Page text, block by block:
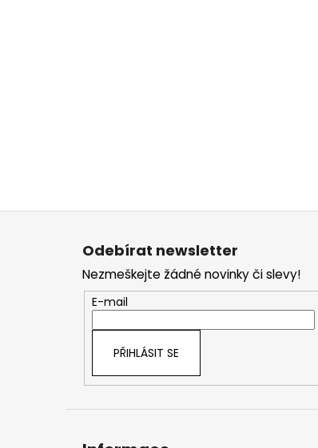
Z
Odebírat newsletter
Nezmeškejte žádné novinky či slevy!
E-mail
PŘIHLÁSIT SE